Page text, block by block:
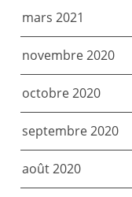
mars 2021
novembre 2020
octobre 2020
septembre 2020
août 2020